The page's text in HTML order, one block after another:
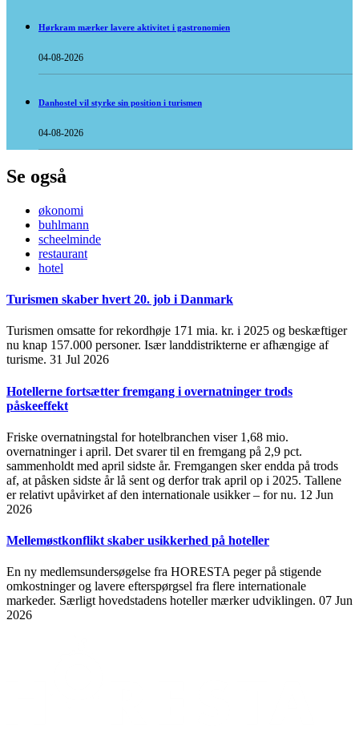
Hørkram mærker lavere aktivitet i gastronomien
04-08-2026
Danhostel vil styrke sin position i turismen
04-08-2026
Se også
økonomi
buhlmann
scheelminde
restaurant
hotel
Turismen skaber hvert 20. job i Danmark
Turismen omsatte for rekordhøje 171 mia. kr. i 2025 og beskæftiger
nu knap 157.000 personer. Især landdistrikterne er afhængige af
turisme. 31 Jul 2026
Hotellerne fortsætter fremgang i overnatninger trods
påskeeffekt
Friske overnatningstal for hotelbranchen viser 1,68 mio.
overnatninger i april. Det svarer til en fremgang på 2,9 pct.
sammenholdt med april sidste år. Fremgangen sker endda på trods
af, at påsken sidste år lå sent og derfor trak april op i 2025. Tallene
er relativt upåvirket af den internationale usikker – for nu. 12 Jun
2026
Mellemøstkonflikt skaber usikkerhed på hoteller
En ny medlemsundersøgelse fra HORESTA peger på stigende
omkostninger og lavere efterspørgsel fra flere internationale
markeder. Særligt hovedstadens hoteller mærker udviklingen. 07 Jun
2026